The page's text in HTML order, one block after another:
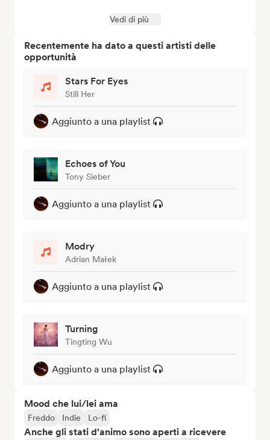
Vedi di più
Recentemente ha dato a questi artisti delle
opportunità
Stars For Eyes
Still Her
Aggiunto a una playlist
Echoes of You
Tony Sieber
Aggiunto a una playlist
Modry
Adrian Małek
Aggiunto a una playlist
Turning
Tingting Wu
Aggiunto a una playlist
Mood che lui/lei ama
Freddo Indie Lo-fi
Anche gli stati d'animo sono aperti a ricevere